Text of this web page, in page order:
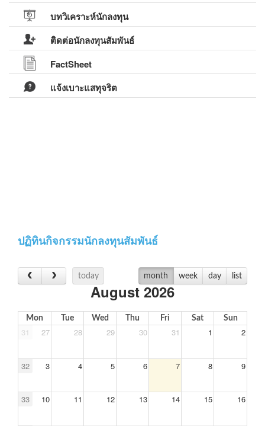
บทวิเคราะห์นักลงทุน
ติดต่อนักลงทุนสัมพันธ์
FactSheet
แจ้งเบาะแสทุจริต
ปฏิทินกิจกรรมนักลงทุนสัมพันธ์
today month week day list
August 2026
Mon Tue Wed Thu Fri Sat Sun
31 27 28 29 30 31 1 2
32 3 4 5 6 7 8 9
33 10 11 12 13 14 15 16